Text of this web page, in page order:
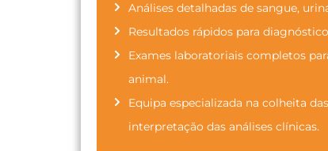
Análises detalhadas de sangue,
Resultados rápidos para
Exames laboratoriais completos
animal.
Equipa especializada na colheita
interpretação das análises clínicas.